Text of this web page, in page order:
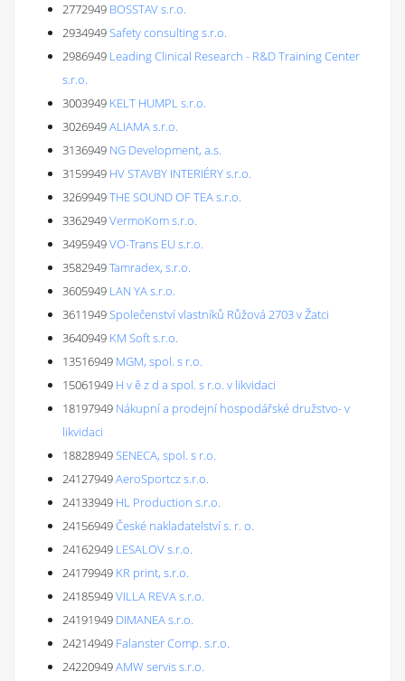
2772949 BOSSTAV s.r.o.
2934949Safety consulting s.r.o.
2986949 Leading Clinical Research - R&D Training Center
s.r.o.
3003949 KELT HUMPL s.r.o.
3026949ALIAMA s.r.o.
3136949 NG Development, a.s.
3159949 HV STAVBY INTERIÉRY s.r.o.
3269949THE SOUND OF TEA s.r.o.
3362949VermoKom s.r.o.
3495949VO-Trans EU s.r.o.
3582949Tamradex, s.r.o.
3605949 LAN YA s.r.o.
3611949Společenství vlastníků Růžová 2703 v Žatci
3640949 KM Soft s.r.o.
13516949 MGM, spol. s r.o.
15061949 H v ě z d a spol. s r.o. v likvidaci
18197949 Nákupní a prodejní hospodářské družstvo- v
likvidaci
18828949SENECA, spol. s r.o.
24127949AeroSportcz s.r.o.
24133949 HL Production s.r.o.
24156949České nakladatelství s. r. o.
24162949 LESALOV s.r.o.
24179949 KR print, s.r.o.
24185949VILLA REVA s.r.o.
24191949 DIMANEA s.r.o.
24214949 Falanster Comp. s.r.o.
24220949AMW servis s.r.o.